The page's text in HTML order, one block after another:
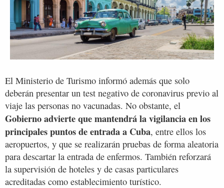
El Ministerio de Turismo informó además que solo
deberán presentar un test negativo de coronavirus previo al
viaje las personas no vacunadas. No obstante, el
Gobierno advierte que mantendrá la vigilancia en los
principales puntos de entrada a Cuba, entre ellos los
aeropuertos, y que se realizarán pruebas de forma aleatoria
para descartar la entrada de enfermos. También reforzará
la supervisión de hoteles y de casas particulares
acreditadas como establecimiento turístico.